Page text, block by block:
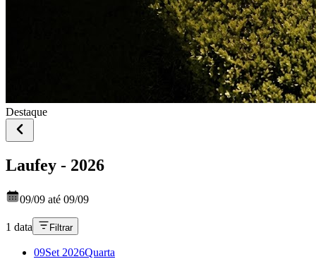
Destaque
Laufey - 2026
09/09 até 09/09
1 data Filtrar
09Set 2026Quarta